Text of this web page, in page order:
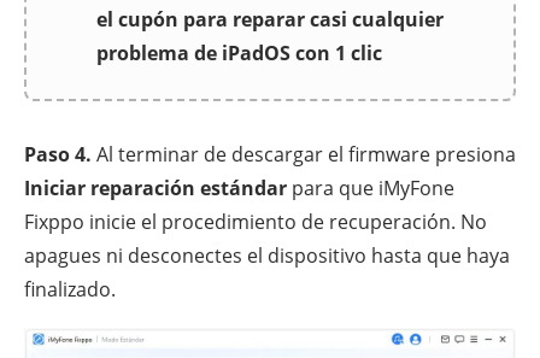
el cupón para reparar casi cualquier
problema de iPadOS con 1 clic
Paso 4. Al terminar de descargar el firmware presiona
Iniciar reparación estándar para que iMyFone
Fixppo inicie el procedimiento de recuperación. No
apagues ni desconectes el dispositivo hasta que haya
finalizado.